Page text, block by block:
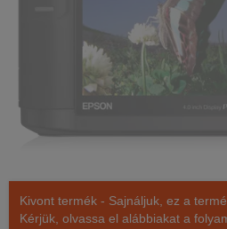
Kivont termék - Sajnáljuk, ez a
Kérjük, olvassa el alábbiakat a